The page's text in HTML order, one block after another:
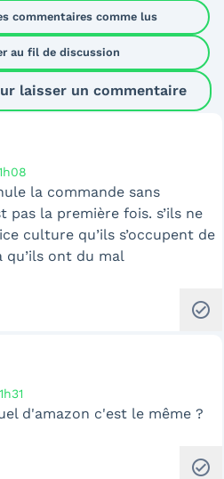
commentaires comme lus
au fil de discussion
laisser un commentaire
la commande sans
pas la première fois. s’ils ne
culture qu’ils s’occupent de
ont du mal
check_circle
d'amazon c'est le même ?
check_circle